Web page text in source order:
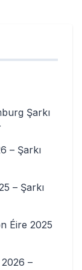
Şarkı
– Şarkı
– Şarkı
Éire 2025
–